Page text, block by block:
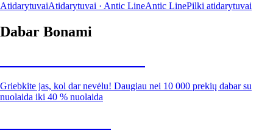
AtidarytuvaiAtidarytuvai · Antic LineAntic LinePilki atidarytuvai
Dabar Bonami
Griebkite jas, kol dar nevėlu! Daugiau nei 10 000 prekių dabar su
nuolaida iki 40 % nuolaida